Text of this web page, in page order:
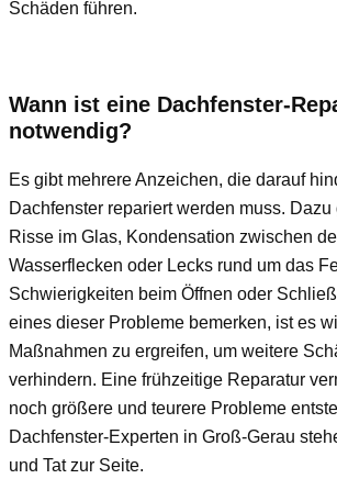
Schäden führen.
Wann ist eine Dachfenster-
notwendig?
Es gibt mehrere Anzeichen, die darauf
Dachfenster repariert werden muss.
Risse im Glas, Kondensation zwischen
Wasserflecken oder Lecks rund um das
Schwierigkeiten beim Öffnen oder
eines dieser Probleme bemerken, ist es
Maßnahmen zu ergreifen, um weitere
verhindern. Eine frühzeitige Reparatur
noch größere und teurere Probleme
Dachfenster-Experten in Groß-Gerau
und Tat zur Seite.